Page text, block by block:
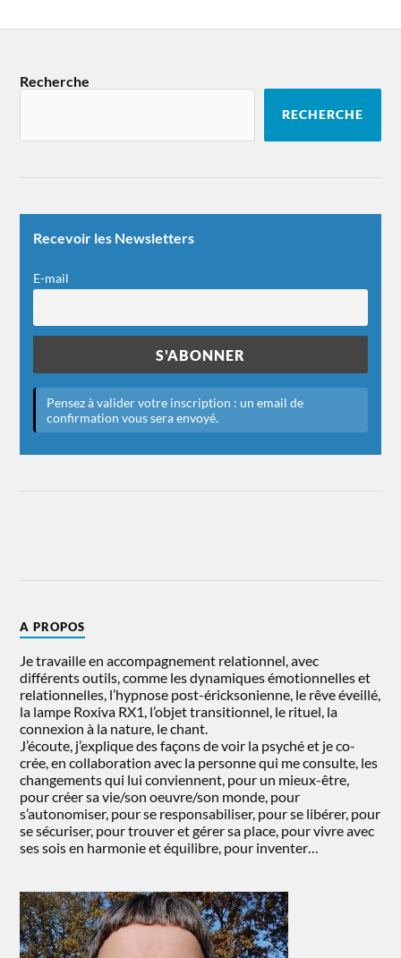
Recherche
RECHERCHE
Recevoir les Newsletters
E-mail
A PROPOS
Je travaille en accompagnement relationnel, avec
différents outils, comme les dynamiques émotionnelles et
relationnelles, l’hypnose post-éricksonienne, le rêve éveillé,
la lampe Roxiva RX1, l’objet transitionnel, le rituel, la
connexion à la nature, le chant.
J’écoute, j’explique des façons de voir la psyché et je co-
crée, en collaboration avec la personne qui me consulte, les
changements qui lui conviennent, pour un mieux-être,
pour créer sa vie/son oeuvre/son monde, pour
s’autonomiser, pour se responsabiliser, pour se libérer, pour
se sécuriser, pour trouver et gérer sa place, pour vivre avec
ses sois en harmonie et équilibre, pour inventer…